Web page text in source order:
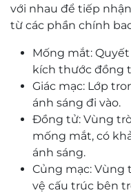
với nhau để tiếp
từ các phần chính
Mống mắt:
kích thước đồng
Giác mạc: Lớp
ánh sáng đi vào.
Đồng tử: Vùng
mống mắt, có
ánh sáng.
Củng mạc: Vùng
vệ cấu trúc bên